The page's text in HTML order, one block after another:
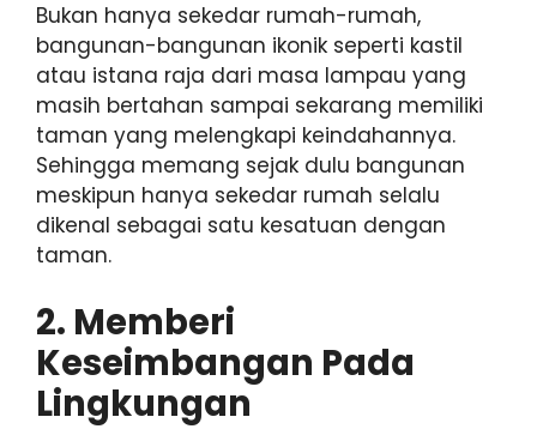
Bukan hanya sekedar rumah-rumah,
bangunan-bangunan ikonik seperti kastil
atau istana raja dari masa lampau yang
masih bertahan sampai sekarang memiliki
taman yang melengkapi keindahannya.
Sehingga memang sejak dulu bangunan
meskipun hanya sekedar rumah selalu
dikenal sebagai satu kesatuan dengan
taman.
2. Memberi
Keseimbangan Pada
Lingkungan